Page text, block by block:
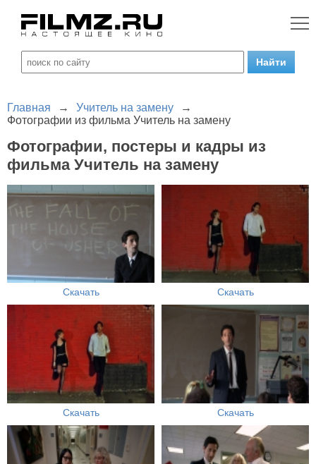
Главная → Учитель на замену
→
Фотографии из фильма Учитель на замену
Фотографии, постеры и кадры из
фильма Учитель на замену
Скачать Скачать
Скачать Скачать